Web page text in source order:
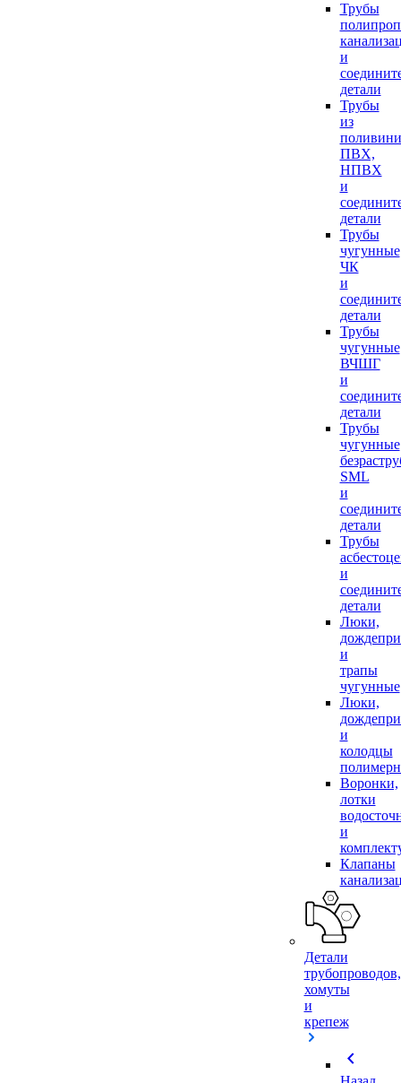
Трубы
и
детали
Трубы
из
ПВХ,
НПВХ
и
детали
Трубы
чугунные
ЧК
и
детали
Трубы
чугунные
ВЧШГ
и
детали
Трубы
чугунные
SML
и
детали
Трубы
и
детали
Люки,
и
трапы
чугунные
Люки,
и
колодцы
Воронки,
лотки
и
Клапаны
Детали
трубопроводов,
хомуты
и
крепеж
chevron_left